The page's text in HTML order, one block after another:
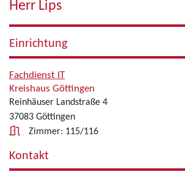
Herr Lips
Einrichtung
Fachdienst IT
Kreishaus Göttingen
Reinhäuser Landstraße 4
37083 Göttingen
Zimmer: 115/116
Kontakt